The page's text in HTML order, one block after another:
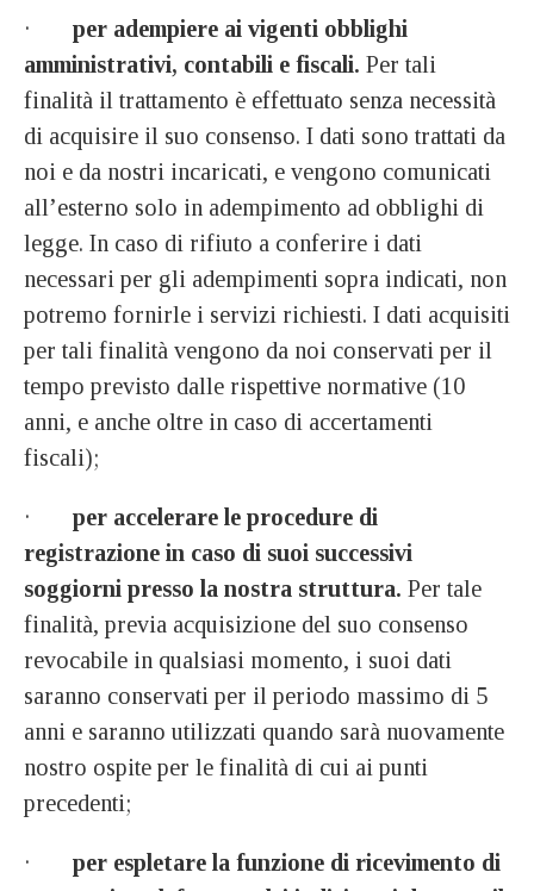
· per adempiere ai vigenti obblighi
amministrativi, contabili e fiscali. Per tali
finalità il trattamento è effettuato senza necessità
di acquisire il suo consenso. I dati sono trattati da
noi e da nostri incaricati, e vengono comunicati
all’esterno solo in adempimento ad obblighi di
legge. In caso di rifiuto a conferire i dati
necessari per gli adempimenti sopra indicati, non
potremo fornirle i servizi richiesti. I dati acquisiti
per tali finalità vengono da noi conservati per il
tempo previsto dalle rispettive normative (10
anni, e anche oltre in caso di accertamenti
fiscali);
· per accelerare le procedure di
registrazione in caso di suoi successivi
soggiorni presso la nostra struttura. Per tale
finalità, previa acquisizione del suo consenso
revocabile in qualsiasi momento, i suoi dati
saranno conservati per il periodo massimo di 5
anni e saranno utilizzati quando sarà nuovamente
nostro ospite per le finalità di cui ai punti
precedenti;
· per espletare la funzione di ricevimento di